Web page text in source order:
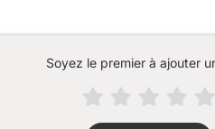
Soyez le premier à ajouter